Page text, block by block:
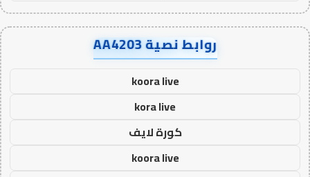
روابط نصية AA4203
koora live
kora live
كورة لايف
koora live